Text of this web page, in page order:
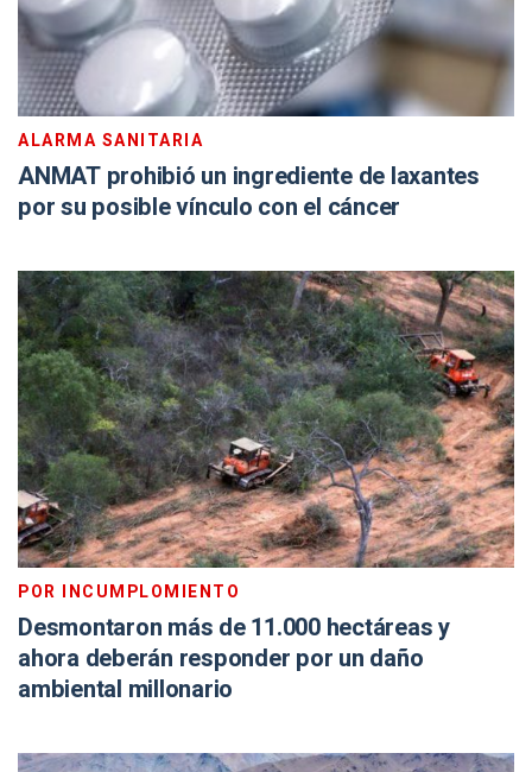
ALARMA SANITARIA
ANMAT prohibió un ingrediente de laxantes
por su posible vínculo con el cáncer
POR INCUMPLOMIENTO
Desmontaron más de 11.000 hectáreas y
ahora deberán responder por un daño
ambiental millonario